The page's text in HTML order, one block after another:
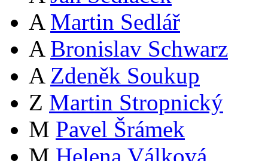
A Martin Sedlář
A Bronislav Schwarz
A Zdeněk Soukup
Z Martin Stropnický
M Pavel Šrámek